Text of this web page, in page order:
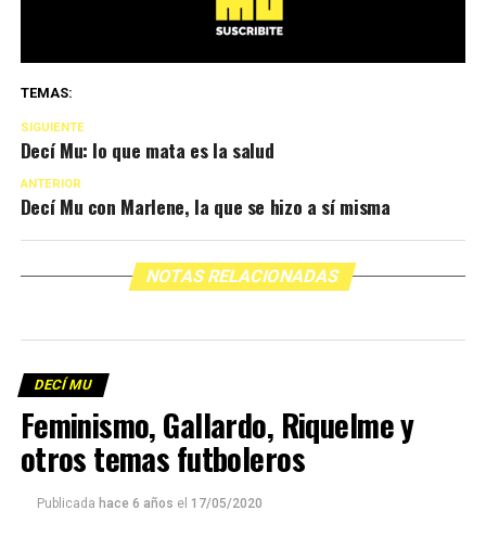
TEMAS:
SIGUIENTE
Decí Mu: lo que mata es la salud
ANTERIOR
Decí Mu con Marlene, la que se hizo a sí misma
NOTAS RELACIONADAS
DECÍ MU
Feminismo, Gallardo, Riquelme y
otros temas futboleros
Publicada hace 6 años el 17/05/2020